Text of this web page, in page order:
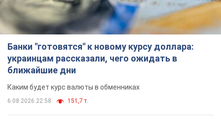
Банки "готовятся" к новому курсу доллара:
украинцам рассказали, чего ожидать в
ближайшие дни
Каким будет курс валюты в обменниках
6.08.2026 22:58 151,7 т.